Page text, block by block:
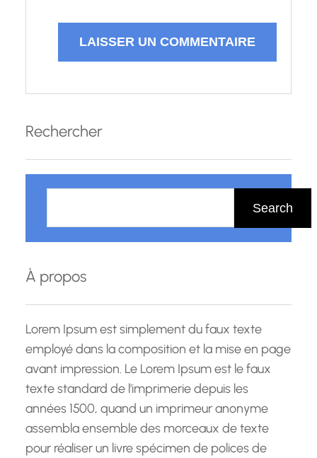
Rechercher
h
r
c
h
Search
À propos
Lorem Ipsum est simplement du faux texte
employé dans la composition et la mise en page
avant impression. Le Lorem Ipsum est le faux
texte standard de l'imprimerie depuis les
années 1500, quand un imprimeur anonyme
assembla ensemble des morceaux de texte
pour réaliser un livre spécimen de polices de